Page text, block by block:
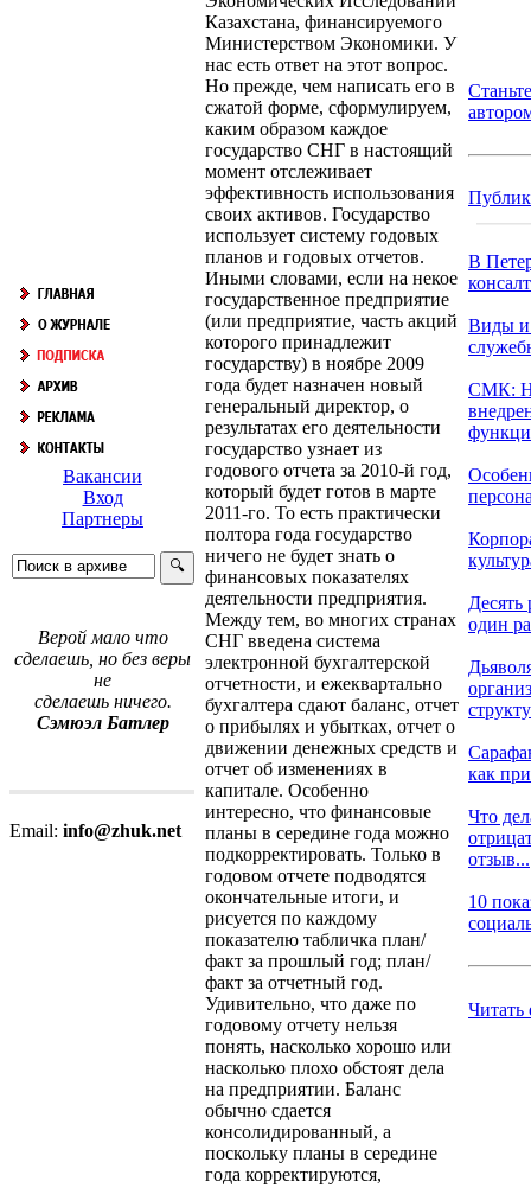
Вакансии
Вход
Партнеры
Верой мало что
сделаешь, но без веры
не
сделаешь ничего.
Сэмюэл Батлер
Email: info@zhuk.net
Казахстана, финансируемого
Министерством Экономики. У
нас есть ответ на этот вопрос.
Но прежде, чем написать его в
сжатой форме, сформулируем,
каким образом каждое
государство СНГ в настоящий
момент отслеживает
эффективность использования
своих активов. Государство
использует систему годовых
планов и годовых отчетов.
Иными словами, если на некое
государственное предприятие
(или предприятие, часть акций
которого принадлежит
государству) в ноябре 2009
года будет назначен новый
генеральный директор, о
результатах его деятельности
государство узнает из
годового отчета за 2010-й год,
который будет готов в марте
2011-го. То есть практически
полтора года государство
ничего не будет знать о
финансовых показателях
деятельности предприятия.
Между тем, во многих странах
СНГ введена система
электронной бухгалтерской
отчетности, и ежеквартально
бухгалтера сдают баланс, отчет
о прибылях и убытках, отчет о
движении денежных средств и
отчет об изменениях в
капитале. Особенно
интересно, что финансовые
планы в середине года можно
подкорректировать. Только в
годовом отчете подводятся
окончательные итоги, и
рисуется по каждому
показателю табличка план/
факт за прошлый год; план/
факт за отчетный год.
Удивительно, что даже по
годовому отчету нельзя
понять, насколько хорошо или
насколько плохо обстоят дела
на предприятии. Баланс
обычно сдается
консолидированный, а
поскольку планы в середине
года корректируются,
В
Виды и
СМК:
Десять
один
как
Что
отзыв...
10
Читать